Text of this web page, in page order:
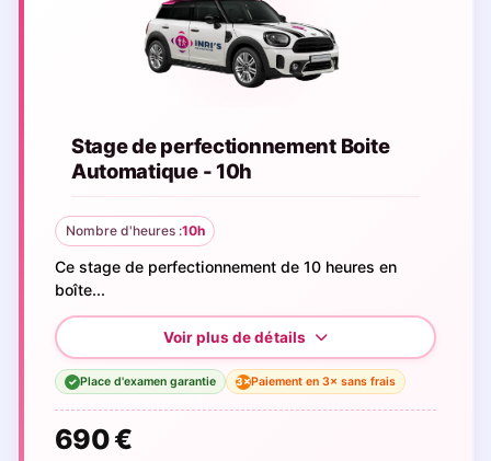
Stage de perfectionnement Boite
Automatique - 10h
Nombre d'heures :10h
Ce stage de perfectionnement de 10 heures en
boîte...
✓ Place d'examen garantie 3×Paiement en 3× sans frais
690 €